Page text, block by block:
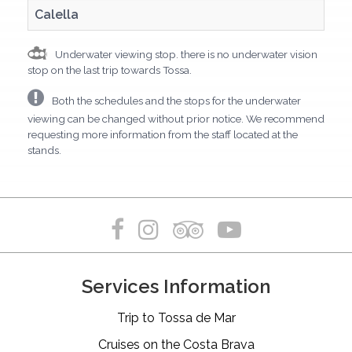
Calella
Calella
Underwater viewing stop. there is no underwater vision
stop on the last trip towards Tossa.
Both the schedules and the stops for the underwater
viewing can be changed without prior notice. We recommend
requesting more information from the staff located at the
stands.
Services Information
Trip to Tossa de Mar
Cruises on the Costa Brava